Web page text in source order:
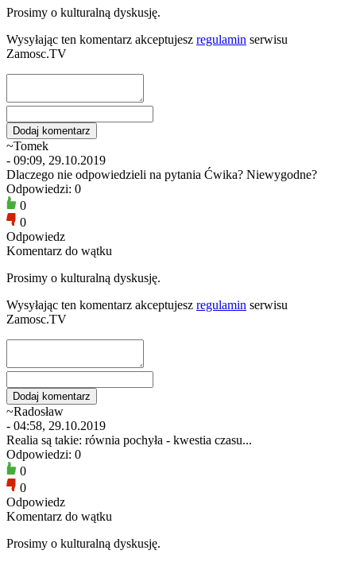
Prosimy o kulturalną dyskusję.
Wysyłając ten komentarz akceptujesz regulamin serwisu
Zamosc.TV
~Tomek
- 09:09, 29.10.2019
Dlaczego nie odpowiedzieli na pytania Ćwika? Niewygodne?
Odpowiedzi: 0
0
0
Odpowiedz
Komentarz do wątku
Prosimy o kulturalną dyskusję.
Wysyłając ten komentarz akceptujesz regulamin serwisu
Zamosc.TV
~Radosław
- 04:58, 29.10.2019
Realia są takie: równia pochyła - kwestia czasu...
Odpowiedzi: 0
0
0
Odpowiedz
Komentarz do wątku
Prosimy o kulturalną dyskusję.